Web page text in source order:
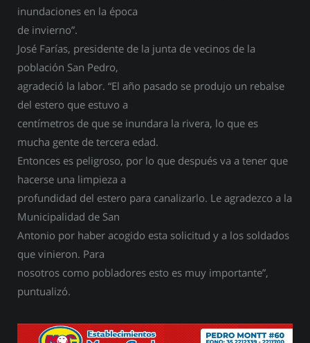
inundaciones en la época
de invierno”.
José Farías, presidente de la junta de vecinos de la
población San Pedro,
agradeció la labor. “El año pasado se produjo un rebalse
del estero que estuvo a
centímetros de que se inundara la rivera, lo que es
mucha gente de tercera edad.
Entonces es peligroso, por lo que después va a tener que
hacerse una limpieza a
profundidad del estero para canalizarlo. Le agradezco a la
Municipalidad de San
Antonio por haber acogido esta solicitud y a los soldados
que vinieron. Para
nosotros como pobladores esto es muy importante”,
puntualizó.